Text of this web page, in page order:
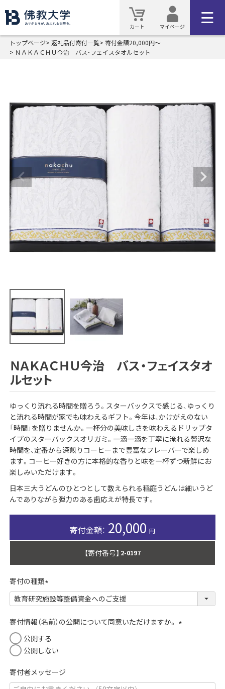
カート マイページ
トップページ 返礼品付寄付一覧
寄付金額20,000円～
ＮＡＫＡＣＨＵ今治 バス・フェイスタオルセット
ＮＡＫＡＣＨＵ今治 バス・フェイスタオ
ルセット
ゆっくり流れる時間を贈ろう。スターバックスで感じる、ゆっくり
と流れる時間が家でも味わえるギフト。今年は、かけがえのない
「時間」を贈りませんか。一杯分の美味しさを味わえるドリップタ
イプのスターバックスオリガミ。一滴一滴を丁寧に淹れる贅沢な
時間を、定番から深煎りコーヒーまで豊富なフレーバーで楽しめ
ます。コーヒー好きの方に本格的な香りと味を一杯ずつ新鮮にお
楽しみいただけます。
日本三大うどんのひとつとして数えられる稲庭うどんは細いうど
んでありながら弾力のある歯応えが特長です。
20,000
【寄付番号】 2-0197
寄付の種類
(
必
須
)
寄付情報（名前）の公開について同意いただけますか。
公開する
公開しない
寄付者メッセージ